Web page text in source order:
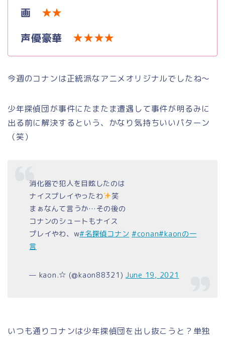
画 ★★
声優豪華 ★★★★
今週のコナンは正統派なアニメオリジナルでしたね～
少年探偵団が事件にたまたま遭遇して事件が明るみに
出る前に解決するという、かなり気持ちいいパターン
（笑）
消化器で犯人を目眩したのは
ナイスプレイやったわ
笑
まぁなんて言うか…その後の
コナンのシュートもナイス
プレイやわ、w#名探偵コナン #conan#kaonの一
言
— kaon.☆ (@kaon88321)June 19, 2021
いつも通りコナンは少年探偵団を出し抜こうと？単独